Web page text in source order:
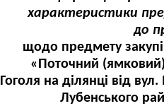
характеристики
до
щодо предмету
«Поточний
Гоголя на ділянці від
Лубенського